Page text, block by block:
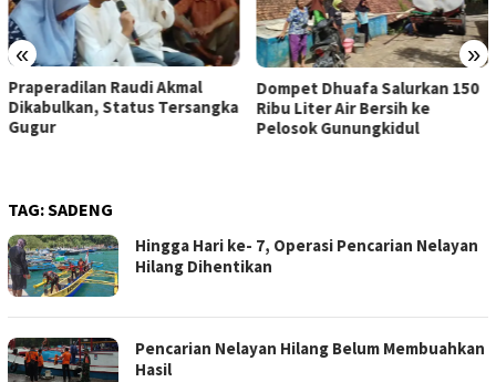
« »
Praperadilan Raudi Akmal
Dikabulkan, Status Tersangka
Gugur
Dompet Dhuafa Salurkan 150
Ribu Liter Air Bersih ke
Pelosok Gunungkidul
TAG:SADENG
Hingga Hari ke- 7, Operasi Pencarian Nelayan
Hilang Dihentikan
Pencarian Nelayan Hilang Belum Membuahkan
Hasil